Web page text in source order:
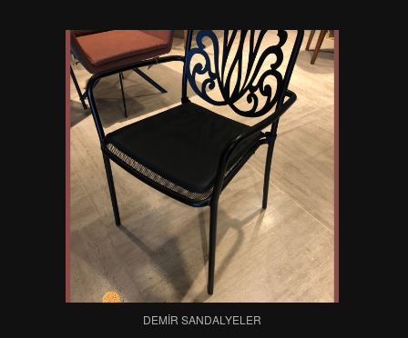
DEMIR SANDALYELER